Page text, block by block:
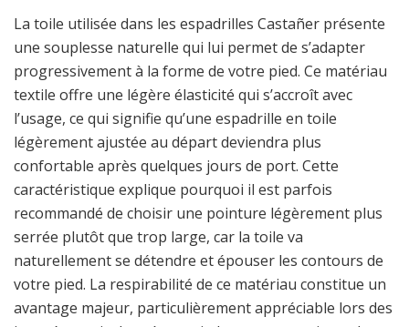
La toile utilisée dans les espadrilles Castañer présente
une souplesse naturelle qui lui permet de s’adapter
progressivement à la forme de votre pied. Ce matériau
textile offre une légère élasticité qui s’accroît avec
l’usage, ce qui signifie qu’une espadrille en toile
légèrement ajustée au départ deviendra plus
confortable après quelques jours de port. Cette
caractéristique explique pourquoi il est parfois
recommandé de choisir une pointure légèrement plus
serrée plutôt que trop large, car la toile va
naturellement se détendre et épouser les contours de
votre pied. La respirabilité de ce matériau constitue un
avantage majeur, particulièrement appréciable lors des